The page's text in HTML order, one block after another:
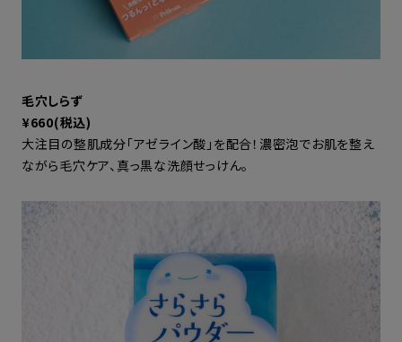
毛穴しらず
¥660(税込)
大注目の整肌成分「アゼライン酸」を配合！濃密泡でお肌を整え
ながら毛穴ケア、真っ黒な洗顔せっけん。